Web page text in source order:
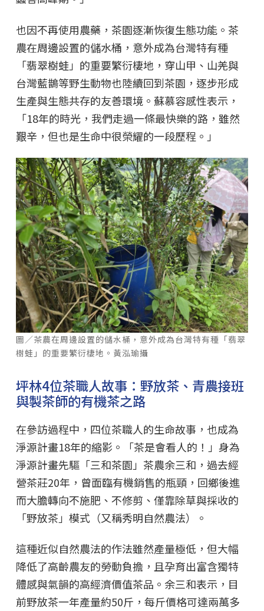
也因不再使用農藥，茶園逐漸恢復生態功能。茶
農在周邊設置的儲水桶，意外成為台灣特有種
「翡翠樹蛙」的重要繁衍棲地，穿山甲、山羌與
台灣藍鵲等野生動物也陸續回到茶園，逐步形成
生產與生態共存的友善環境。蘇慕容感性表示，
「18年的時光，我們走過一條最快樂的路，雖然
艱辛，但也是生命中很榮耀的一段歷程。」
圖／茶農在周邊設置的儲水桶，意外成為台灣特有種「翡翠
樹蛙」的重要繁衍棲地。黃泓瑜攝
坪林4位茶職人故事：野放茶、青農接班
與製茶師的有機茶之路
在參訪過程中，四位茶職人的生命故事，也成為
淨源計畫18年的縮影。「茶是會看人的！」身為
淨源計畫先驅「三和茶園」茶農余三和，過去經
營茶莊20年，曾面臨有機銷售的瓶頸，回鄉後進
而大膽轉向不施肥、不修剪、僅靠除草與採收的
「野放茶」模式（又稱秀明自然農法）。
這種近似自然農法的作法雖然產量極低，但大幅
降低了高齡農友的勞動負擔，且孕育出富含獨特
體感與氣韻的高經濟價值茶品。余三和表示，目
前野放茶一年產量約50斤，每斤價格可達兩萬多